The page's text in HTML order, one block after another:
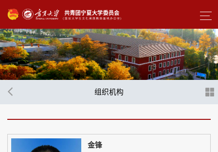
组织机构
金锋